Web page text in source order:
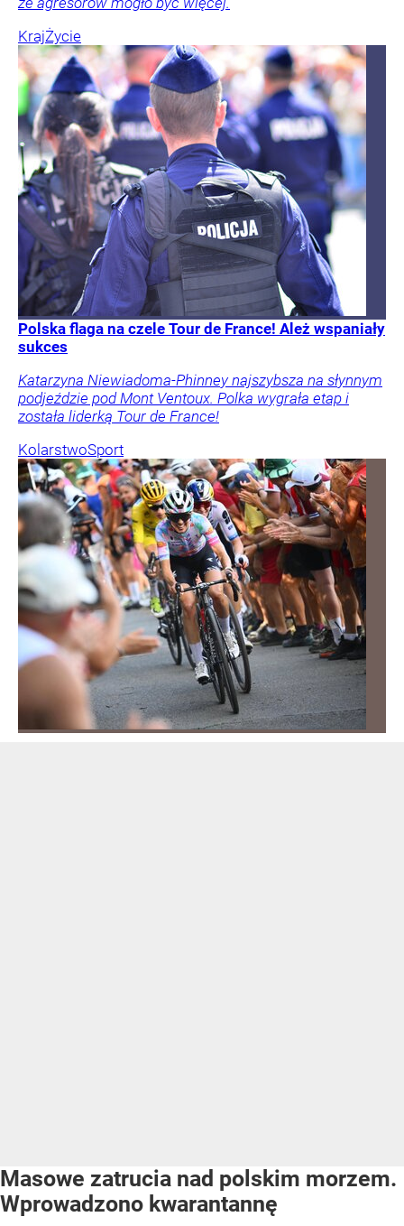
KrajŻycie
Polska flaga na czele Tour de France! Ależ wspaniały
sukces
Katarzyna Niewiadoma-Phinney najszybsza na słynnym
podjeździe pod Mont Ventoux. Polka wygrała etap i
została liderką Tour de France!
KolarstwoSport
Masowe zatrucia nad polskim morzem.
Wprowadzono kwarantannę